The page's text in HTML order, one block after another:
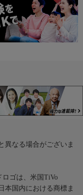
異なる場合がございま
ロゴは、米国TiVo
本国内における商標ま